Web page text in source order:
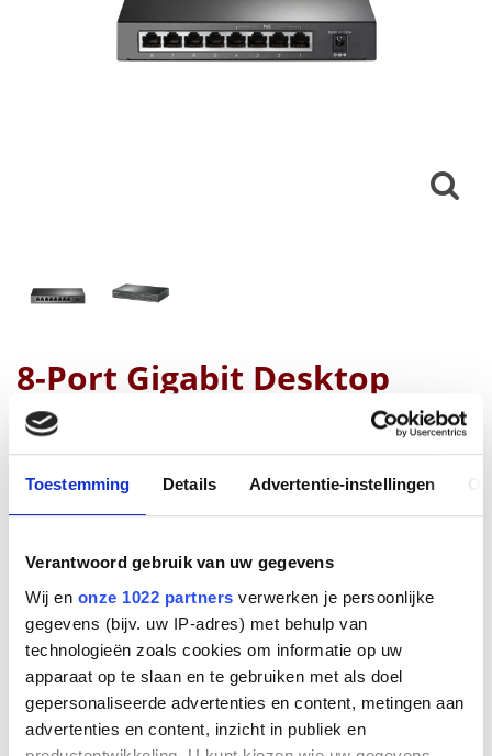
Toestemming Details Advertentie-instellingen
Verantwoord gebruik van uw gegevens
Wij en onze 1022 partners verwerken je persoonlijke
gegevens (bijv. uw IP-adres) met behulp van
technologieën zoals cookies om informatie op uw
apparaat op te slaan en te gebruiken met als doel
gepersonaliseerde advertenties en content, metingen aan
advertenties en content, inzicht in publiek en
8-Port Gigabit Desktop
Switch with 4-Port PoE
TP Link
EAN code
Bruto advies prijs
€ 42,50 (€ 51 ,43 incl.btw)
€39,00 (€ 47,19 incl.btw)
Bestel